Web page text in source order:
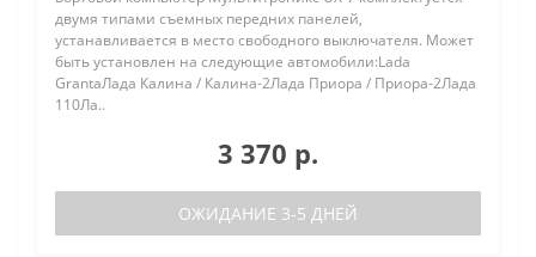
двумя типами съемных передних панелей,
устанавливается в место свободного выключателя. Может
быть установлен на следующие автомобили:Lada
GrantaЛада Калина / Калина-2Лада Приора / Приора-2Лада
110Ла..
3 370 р.
ОЖИДАНИЕ 3-5 ДНЕЙ